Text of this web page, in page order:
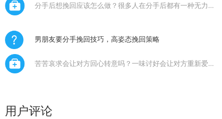
分手后想挽回应该怎么做？很多人在分手后都有一种无力
男朋友要分手挽回技巧，高姿态挽回策略
苦苦哀求会让对方回心转意吗？一味讨好会让对方重新爱上
用户评论